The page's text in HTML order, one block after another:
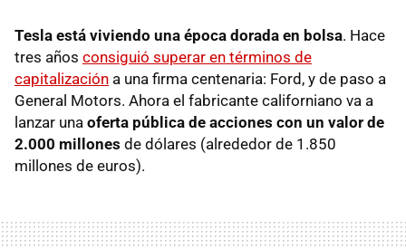
Tesla está viviendo una época dorada en bolsa. Hace
tres años consiguió superar en términos de
capitalización a una firma centenaria: Ford, y de paso a
General Motors. Ahora el fabricante californiano va a
lanzar una oferta pública de acciones con un valor de
2.000 millones de dólares (alrededor de 1.850
millones de euros).